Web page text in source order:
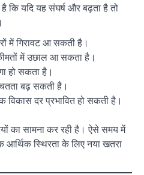
कि यदि यह संघर्ष और बढ़ता है तो
में गिरावट आ सकती है।
में उछाल आ सकता है।
हो सकता है।
बढ़ सकती है।
विकास दर प्रभावित हो सकती है।
का सामना कर रही है। ऐसे समय में
आर्थिक स्थिरता के लिए नया खतरा